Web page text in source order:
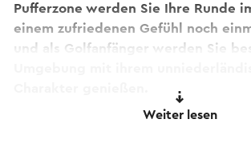
Pufferzone werden Sie Ihre Runde
einem zufriedenen Gefühl noch
und als Golfanfänger werden Sie
Weiter lesen